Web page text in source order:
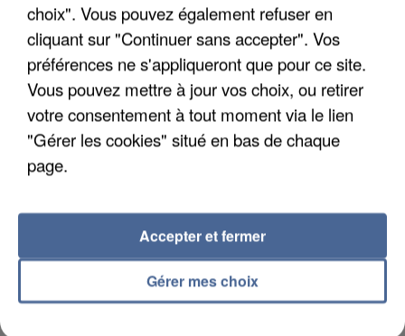
choix". Vous pouvez également refuser en
cliquant sur "Continuer sans accepter". Vos
préférences ne s'appliqueront que pour ce site.
Vous pouvez mettre à jour vos choix, ou retirer
votre consentement à tout moment via le lien
"Gérer les cookies" situé en bas de chaque
page.
Gérer mes choix
Accepter et fermer